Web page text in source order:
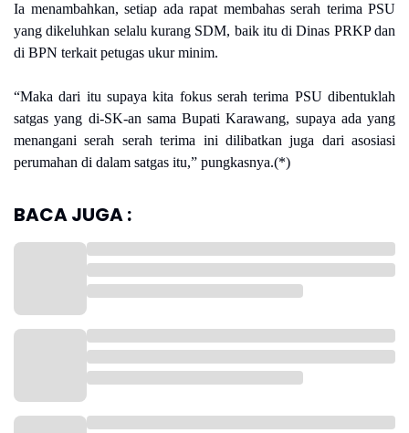
Ia menambahkan, setiap ada rapat membahas serah terima PSU
yang dikeluhkan selalu kurang SDM, baik itu di Dinas PRKP dan
di BPN terkait petugas ukur minim.
“Maka dari itu supaya kita fokus serah terima PSU dibentuklah
satgas yang di-SK-an sama Bupati Karawang, supaya ada yang
menangani serah serah terima ini dilibatkan juga dari asosiasi
perumahan di dalam satgas itu,” pungkasnya.(*)
BACA JUGA :